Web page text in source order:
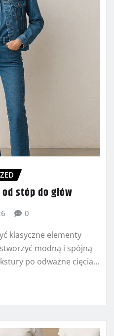
stóp do głów
0
klasyczne elementy
modną i spójną
po odważne cięcia…